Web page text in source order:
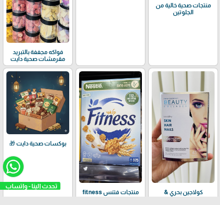
منتجات صحية خالية من
الجلوتين
فواكه مجففة بالتبريد
مقرمشات صحية دايت
كولاجين بحري &
منتجات فتنس fitness
بوكسات صحية دايت 🎁